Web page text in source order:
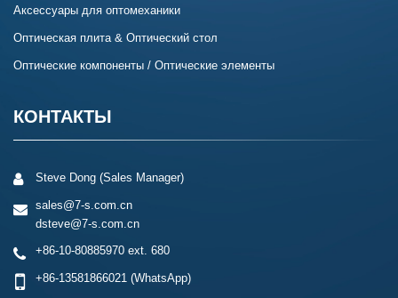
Аксессуары для оптомеханики
Оптическая плита & Оптический стол
Оптические компоненты / Оптические элементы
КОНТАКТЫ
Steve Dong (Sales Manager)
sales@7-s.com.cn
dsteve@7-s.com.cn
+86-10-80885970 ext. 680
+86-13581866021 (WhatsApp)